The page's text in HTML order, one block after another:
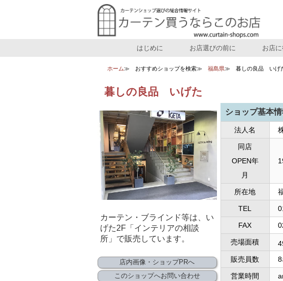
はじめに お店選びの前に お店
ホーム おすすめショップを検索 福島県 暮しの良品 いげ
暮しの良品 いげた
カーテン・ブラインド等は、い
げた2F「インテリアの相談
所」で販売しています。
店内画像・ショップPRへ
このショップへお問い合わせ
ショップ基本
法人名
同店
OPEN年
月
所在地
TEL
FAX
売場面積
販売員数 8
営業時間